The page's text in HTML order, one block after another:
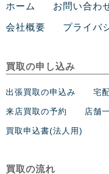
ホーム お問い合わ
会社概要 プライバ
買取の申し込み
出張買取の申込み 宅
来店買取の予約 店舗
買取申込書(法人用)
買取の流れ